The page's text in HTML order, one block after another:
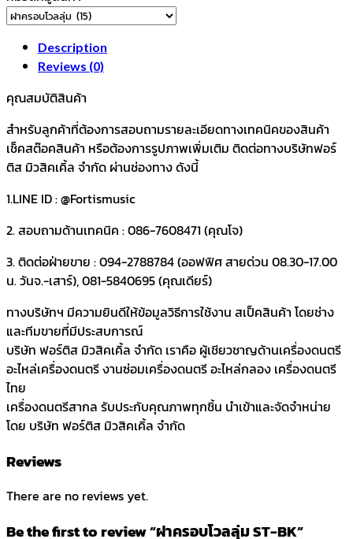
Description
Reviews (0)
คุณสมบัติสินค้า
สำหรับลูกค้าที่ต้องการสอบถามรายละเอียดทางเทคนิคของสินค้า
เช็คสต๊อคสินค้า หรือต้องการรูปภาพเพิ่มเติม ติดต่อทางบริษัทฟอร์
ติส มิวสิคเคิ้ล จำกัด ผ่านช่องทาง ดังนี้
1.LINE ID : @Fortismusic
2. สอบถามด้านเทคนิค : 086-7608471 (คุณโจ)
3. ติดต่อฝ่ายขาย : 094-2788784 (ออฟฟิศ สายด่วน 08.30-17.00
น. วันจ.-เสาร์), 081-5840695 (คุณเดียร์)
ทางบริษัทฯ มีความยินดีให้ข้อมูลวิธีการใช้งาน สเป็คสินค้า โดยช่าง
และทีมขายที่มีประสบการณ์
บริษัท ฟอร์ติส มิวสิคเคิ้ล จำกัด เราคือ ผู้เชียวชาญด้านเครื่องดนตรี
อะไหล่เครื่องดนตรี งานซ่อมเครื่องดนตรี อะไหล่กลอง เครื่องดนตรี
ไทย
เครื่องดนตรีสากล รับประกับคุณภาพทุกชิ้น นำเข้าและจัดจำหน่าย
โดย บริษัท ฟอร์ติส มิวสิคเคิ้ล จำกัด
Reviews
There are no reviews yet.
Be the first to review “ฝาครอบโวลลุ่ม ST-BK”